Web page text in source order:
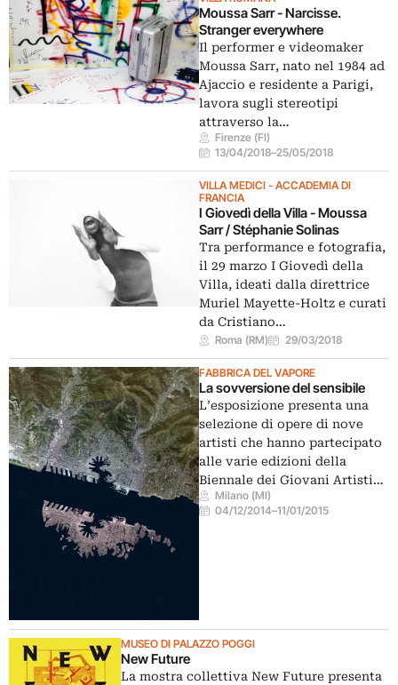
Moussa Sarr - Narcisse.
Stranger everywhere
Il performer e videomaker
Moussa Sarr, nato nel 1984 ad
Ajaccio e residente a Parigi,
lavora sugli stereotipi
attraverso la…
Firenze (FI)
13/04/2018–25/05/2018
VILLA MEDICI - ACCADEMIA DI
FRANCIA
I Giovedì della Villa - Moussa
Sarr / Stéphanie Solinas
Tra performance e fotografia,
il 29 marzo I Giovedì della
Villa, ideati dalla direttrice
Muriel Mayette-Holtz e curati
da Cristiano…
Roma (RM) 29/03/2018
FABBRICA DEL VAPORE
La sovversione del sensibile
L’esposizione presenta una
selezione di opere di nove
artisti che hanno partecipato
alle varie edizioni della
Biennale dei Giovani Artisti…
Milano (MI)
04/12/2014–11/01/2015
MUSEO DI PALAZZO POGGI
New Future
La mostra collettiva New Future presenta